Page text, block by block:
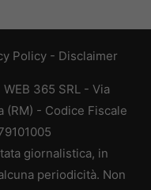
Policy - Disclaimer
365 SRL - Via
(RM) - Codice Fiscale
giornalistica, in
periodicità. Non